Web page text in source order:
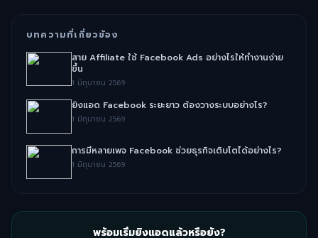
บทความที่เกี่ยวข้อง
สาย Affiliate ใช้ Facebook Ads อย่างไรให้ทำงานง่าย
ขึ้น
1 มิถุนายน 2569
ยิงแอด Facebook ระยะยาว ต้องวางระบบอย่างไร?
1 มิถุนายน 2569
การมีหลายเพจ Facebook ช่วยธุรกิจเติบโตได้อย่างไร?
1 มิถุนายน 2569
พร้อมเริ่มยิงแอดแล้วหรือยัง?